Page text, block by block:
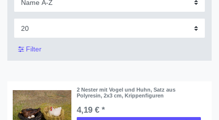
Filter
2 Nester mit Vogel und Huhn, Satz aus
Polyresin, 2x3 cm, Krippenfiguren
4,19 € *